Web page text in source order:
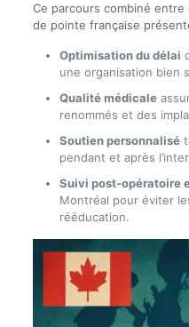
Ce parcours combiné
de pointe française
Optimisation du délai
une organisation bien
Qualité médicale
renommés et des
Soutien personnalisé
pendant et après
Suivi post-opératoire
Montréal pour éviter
rééducation.